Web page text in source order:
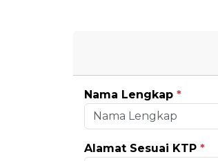
Nama Lengkap *
Alamat Sesuai KTP *